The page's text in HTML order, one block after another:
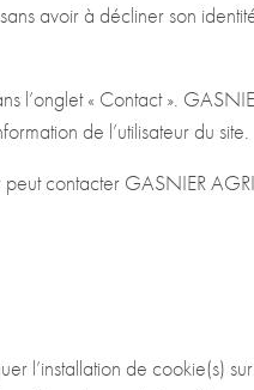
avoir à décliner son
l’onglet « Contact ».
de l’utilisateur du site.
contacter GASNIER
l’installation de cookie(s)